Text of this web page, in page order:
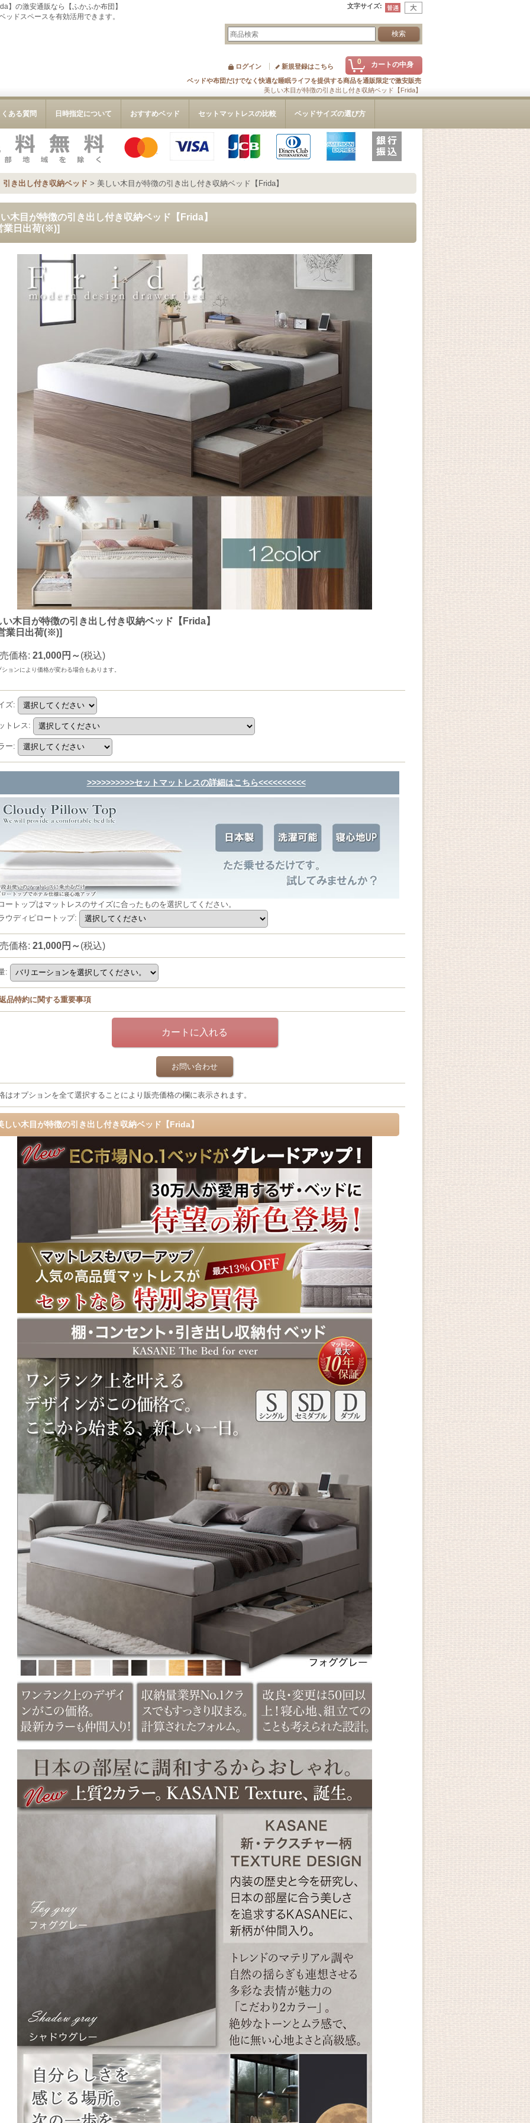
】の激安通販なら【ふかふか布団】
ドスペースを有効活用できます。
美しい木目が特徴の引き出し付き収納ベッド【Frida】
文字サイズ:
ベッドや布団だけでなく快適な睡眠ライフを提供する商品を通販限定で激安販売
0 カートの中身
ログイン 新規登録はこちら
ある質問 日時指定について おすすめベッド セットマットレスの比較 ベッドサイズの選び方
引き出し付き収納ベッド > 美しい木目が特徴の引き出し付き収納ベッド【Frida】
木目が特徴の引き出し付き収納ベッド【Frida】
業日出荷(※)]
い木目が特徴の引き出し付き収納ベッド【Frida】
業日出荷(※)]
価格: 21,000円～(税込)
ションにより価格が変わる場合もあります。
ズ:
トレス:
ー:
>>>>>>>>>>セットマットレスの詳細はこちら<<<<<<<<<<
ートップはマットレスのサイズに合ったものを選択してください。
ウディピロートップ:
価格: 21,000円～(税込)
:
品特約に関する重要事項
お問い合わせ
はオプションを全て選択することにより販売価格の欄に表示されます。
しい木目が特徴の引き出し付き収納ベッド【Frida】